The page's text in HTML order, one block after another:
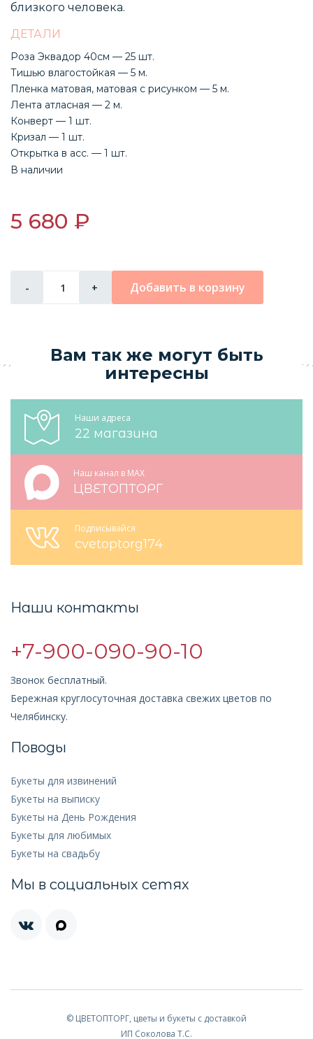
близкого человека.
ДЕТАЛИ
Роза Эквадор 40см — 25 шт.
Тишью влагостойкая — 5 м.
Пленка матовая, матовая с рисунком — 5 м.
Лента атласная — 2 м.
Конверт — 1 шт.
Кризал — 1 шт.
Открытка в асс. — 1 шт.
В наличии
5 680 ₽
- + Добавить в корзину
Вам так же могут быть
интересны
Наши адреса
22 магазина
Наш канал в MAX
ЦВЕТОПТОРГ
Подписывайся
cvetoptorg174
Наши контакты
+7-900-090-90-10
Звонок бесплатный.
Бережная круглосуточная доставка свежих цветов по
Челябинску.
Поводы
Букеты для извинений
Букеты на выписку
Букеты на День Рождения
Букеты для любимых
Букеты на свадьбу
Мы в социальных сетях
© ЦВЕТОПТОРГ, цветы и букеты с доставкой
ИП Соколова Т.С.